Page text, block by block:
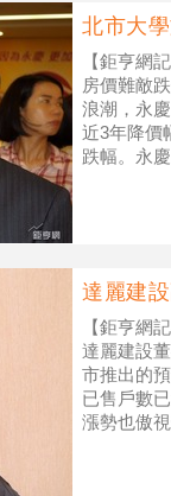
北市大
【鉅亨網
房價難敵
浪潮，永
近3年降價
跌幅。永
達麗建
【鉅亨網
達麗建設
市推出的
已售戶數
漲勢也傲